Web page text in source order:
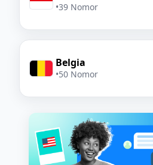
•39 Nomor
Belgia
•50 Nomor